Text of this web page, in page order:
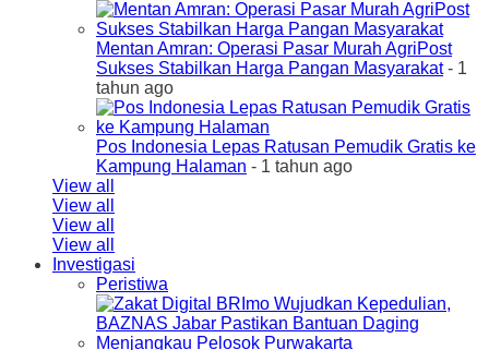
Mentan Amran: Operasi Pasar Murah AgriPost
Sukses Stabilkan Harga Pangan Masyarakat- 1
tahun ago
Pos Indonesia Lepas Ratusan Pemudik Gratis ke
Kampung Halaman - 1 tahun ago
View all
View all
View all
View all
Investigasi
Peristiwa